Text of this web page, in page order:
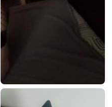
Laura szexpartner +36 30